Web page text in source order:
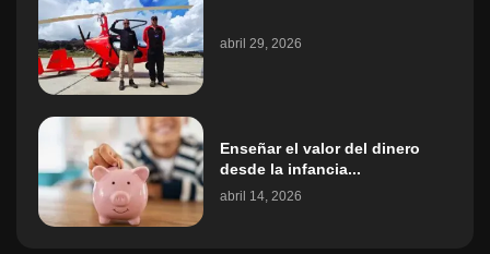
abril 29, 2026
Enseñar el valor del dinero
desde la infancia...
abril 14, 2026